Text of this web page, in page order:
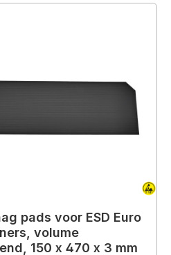
pads voor ESD Euro
volume
150 x 470 x 3 mm